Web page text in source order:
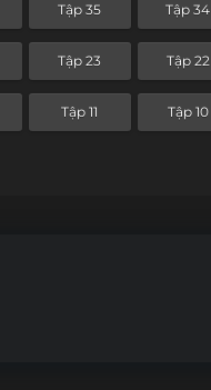
Tập 35 Tập 34
Tập 23 Tập 22
Tập 11 Tập 10